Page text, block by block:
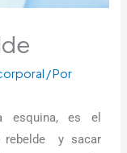
/ Por
es el
rebelde y sacar